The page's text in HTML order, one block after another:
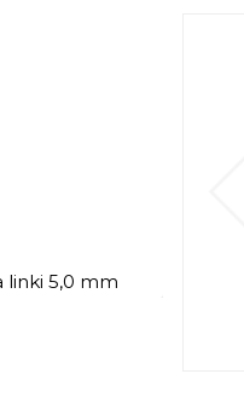
linki 5,0 mm